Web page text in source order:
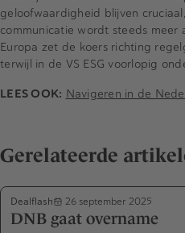
geloofwaardigheid blijven
communicatie wordt steeds meer
Europa zet de koers richting
terwijl in de VS ESG voorlopig
LEES OOK: Navigeren in de
Gerelateerde
Dealflash 26 september 2025
DNB gaat overname